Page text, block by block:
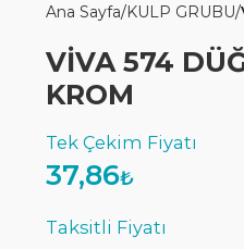
Ana Sayfa KULP GRUBU
VİVA 574
KROM
37,86₺